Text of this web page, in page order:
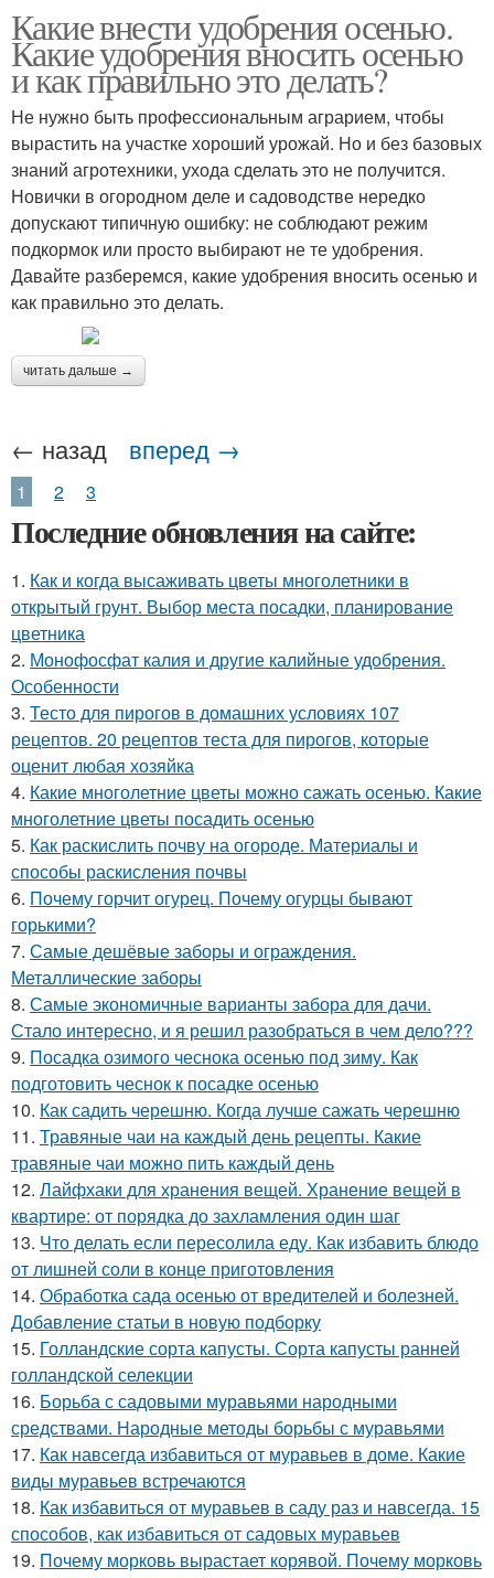
Какие внести удобрения осенью.
Какие удобрения вносить осенью
и как правильно это делать?
Не нужно быть профессиональным аграрием, чтобы
вырастить на участке хороший урожай. Но и без базовых
знаний агротехники, ухода сделать это не получится.
Новички в огородном деле и садоводстве нередко
допускают типичную ошибку: не соблюдают режим
подкормок или просто выбирают не те удобрения.
Давайте разберемся, какие удобрения вносить осенью и
как правильно это делать.
читать дальше →
← назад вперед →
1 2 3
Последние обновления на сайте:
1. Как и когда высаживать цветы многолетники в
открытый грунт. Выбор места посадки, планирование
цветника
2. Монофосфат калия и другие калийные удобрения.
Особенности
3. Тесто для пирогов в домашних условиях 107
рецептов. 20 рецептов теста для пирогов, которые
оценит любая хозяйка
4. Какие многолетние цветы можно сажать осенью. Какие
многолетние цветы посадить осенью
5. Как раскислить почву на огороде. Материалы и
способы раскисления почвы
6. Почему горчит огурец. Почему огурцы бывают
горькими?
7. Самые дешёвые заборы и ограждения.
Металлические заборы
8. Самые экономичные варианты забора для дачи.
Стало интересно, и я решил разобраться в чем дело???
9. Посадка озимого чеснока осенью под зиму. Как
подготовить чеснок к посадке осенью
10. Как садить черешню. Когда лучше сажать черешню
11. Травяные чаи на каждый день рецепты. Какие
травяные чаи можно пить каждый день
12. Лайфхаки для хранения вещей. Хранение вещей в
квартире: от порядка до захламления один шаг
13. Что делать если пересолила еду. Как избавить блюдо
от лишней соли в конце приготовления
14. Обработка сада осенью от вредителей и болезней.
Добавление статьи в новую подборку
15. Голландские сорта капусты. Сорта капусты ранней
голландской селекции
16. Борьба с садовыми муравьями народными
средствами. Народные методы борьбы с муравьями
17. Как навсегда избавиться от муравьев в доме. Какие
виды муравьев встречаются
18. Как избавиться от муравьев в саду раз и навсегда. 15
способов, как избавиться от садовых муравьев
19. Почему морковь вырастает корявой. Почему морковь